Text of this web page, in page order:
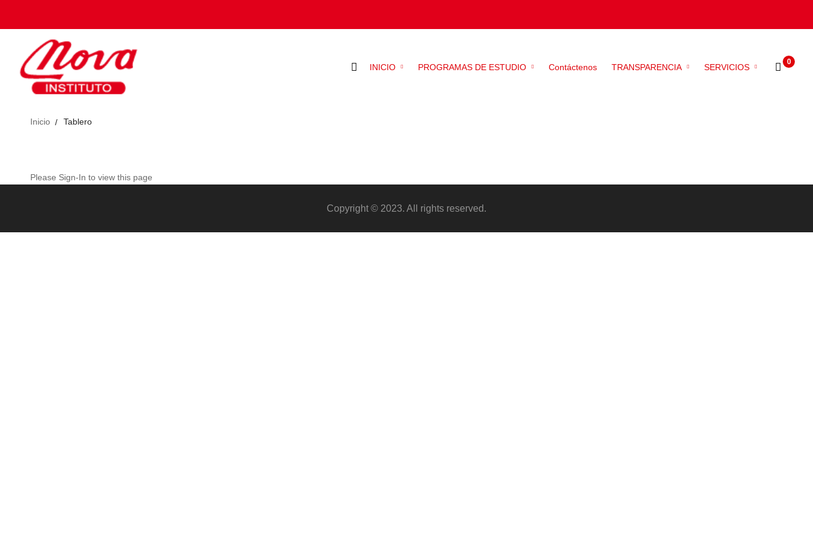
INICIO PROGRAMAS DE ESTUDIO Contáctenos TRANSPARENCIA SERVICIOS
Inicio Tablero
Please Sign-In to view this page
Copyright © 2023. All rights reserved.